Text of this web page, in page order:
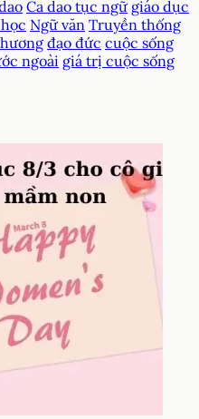
Ca dao tục ngữ giáo dục
Ngữ văn Truyền thống
đạo đức cuộc sống
ngoài giá trị cuộc sống